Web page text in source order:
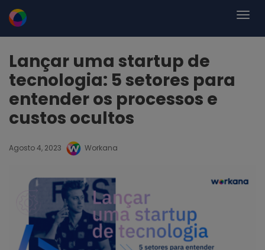
Lançar uma startup de
tecnologia: 5 setores para
entender os processos e
custos ocultos
Agosto 4, 2023 Workana